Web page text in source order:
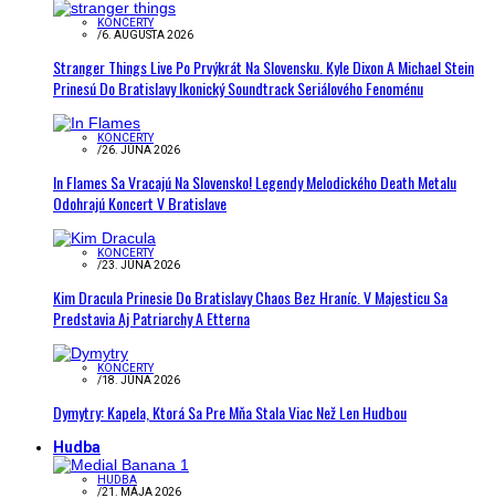
KONCERTY
/6. AUGUSTA 2026
Stranger Things Live Po Prvýkrát Na Slovensku. Kyle Dixon A Michael Stein
Prinesú Do Bratislavy Ikonický Soundtrack Seriálového Fenoménu
KONCERTY
/26. JÚNA 2026
In Flames Sa Vracajú Na Slovensko! Legendy Melodického Death Metalu
Odohrajú Koncert V Bratislave
KONCERTY
/23. JÚNA 2026
Kim Dracula Prinesie Do Bratislavy Chaos Bez Hraníc. V Majesticu Sa
Predstavia Aj Patriarchy A Etterna
KONCERTY
/18. JÚNA 2026
Dymytry: Kapela, Ktorá Sa Pre Mňa Stala Viac Než Len Hudbou
Hudba
HUDBA
/21. MÁJA 2026